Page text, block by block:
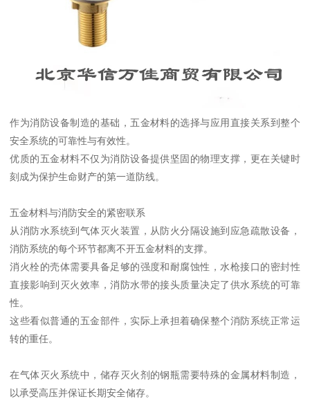
作为消防设备制造的基础，五金材料的选择与应用直接关系到整个
安全系统的可靠性与有效性。
优质的五金材料不仅为消防设备提供坚固的物理支撑，更在关键时
刻成为保护生命财产的第一道防线。
五金材料与消防安全的紧密联系
从消防水系统到气体灭火装置，从防火分隔设施到应急疏散设备，
消防系统的每个环节都离不开五金材料的支撑。
消火栓的壳体需要具备足够的强度和耐腐蚀性，水枪接口的密封性
直接影响到灭火效率，消防水带的接头质量决定了供水系统的可靠
性。
这些看似普通的五金部件，实际上承担着确保整个消防系统正常运
转的重任。
在气体灭火系统中，储存灭火剂的钢瓶需要特殊的金属材料制造，
以承受高压并保证长期安全储存。